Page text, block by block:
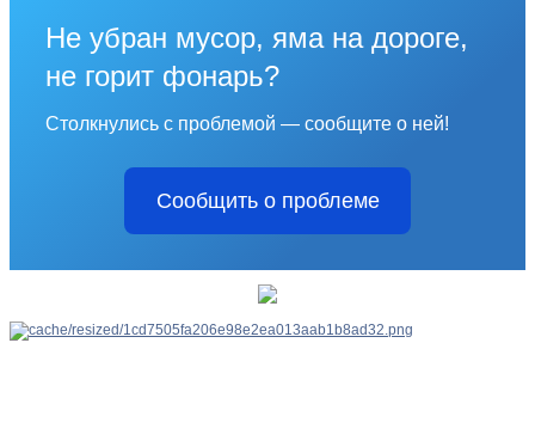
Не убран мусор, яма на дороге,
не горит фонарь?
Столкнулись с проблемой — сообщите о ней!
Сообщить о проблеме